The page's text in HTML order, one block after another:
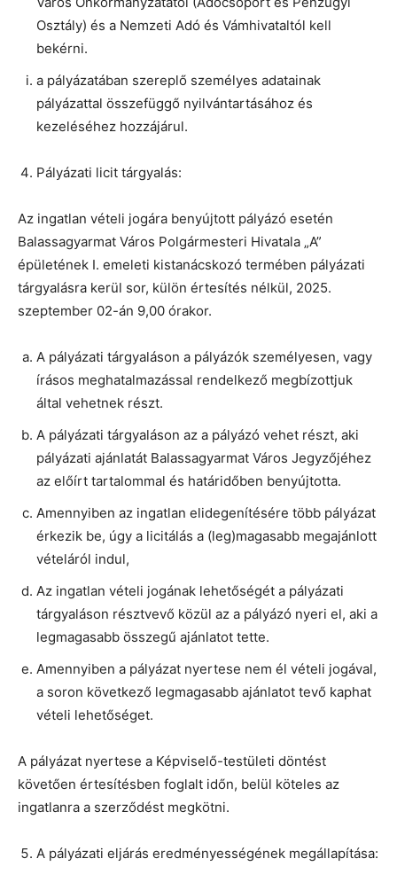
Osztály) és a Nemzeti Adó és Vámhivataltól kell
bekérni.
a pályázatában szereplő személyes adatainak
pályázattal összefüggő nyilvántartásához és
kezeléséhez hozzájárul.
Pályázati licit tárgyalás:
Az ingatlan vételi jogára benyújtott pályázó esetén
Balassagyarmat Város Polgármesteri Hivatala „A”
épületének I. emeleti kistanácskozó termében pályázati
tárgyalásra kerül sor, külön értesítés nélkül, 2025.
szeptember 02-án 9,00 órakor.
A pályázati tárgyaláson a pályázók személyesen, vagy
írásos meghatalmazással rendelkező megbízottjuk
által vehetnek részt.
A pályázati tárgyaláson az a pályázó vehet részt, aki
pályázati ajánlatát Balassagyarmat Város Jegyzőjéhez
az előírt tartalommal és határidőben benyújtotta.
Amennyiben az ingatlan elidegenítésére több pályázat
érkezik be, úgy a licitálás a (leg)magasabb megajánlott
vételáról indul,
Az ingatlan vételi jogának lehetőségét a pályázati
tárgyaláson résztvevő közül az a pályázó nyeri el, aki a
legmagasabb összegű ajánlatot tette.
Amennyiben a pályázat nyertese nem él vételi jogával,
a soron következő legmagasabb ajánlatot tevő kaphat
vételi lehetőséget.
A pályázat nyertese a Képviselő-testületi döntést
követően értesítésben foglalt időn, belül köteles az
ingatlanra a szerződést megkötni.
A pályázati eljárás eredményességének megállapítása: